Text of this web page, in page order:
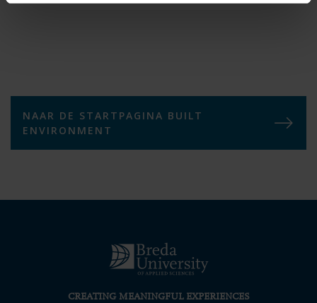
NAAR DE STARTPAGINA BUILT
ENVIRONMENT
CREATING MEANINGFUL EXPERIENCES